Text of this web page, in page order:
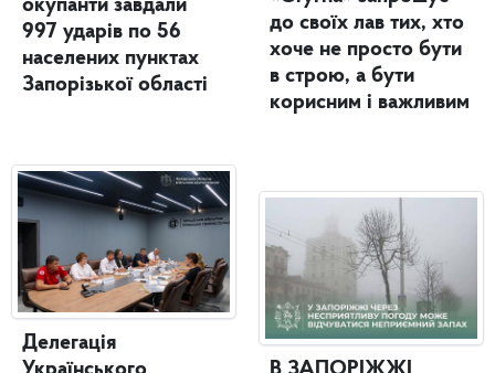
окупанти завдали
997 ударів по 56
населених пунктах
Запорізької області
Делегація
до своїх лав тих, хто
хоче не просто бути
в строю, а бути
корисним і важливим